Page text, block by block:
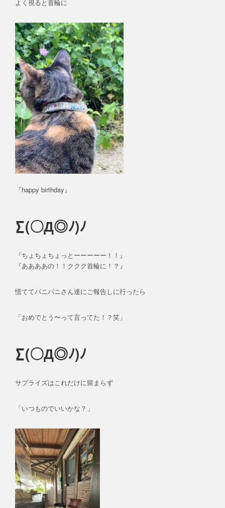
よく視ると首輪に
『happy birthday』
∑(〇Д◎ﾉ)ﾉ
『ちょちょちょっとーーーーー！！』
『ああああの！！ククク首輪に！？』
慌ててパニパニさん達にご報告しに行ったら
「おめでとう〜って言ってた！？笑」
∑(〇Д◎ﾉ)ﾉ
サプライズはこれだけに留まらず
「いつものでいいかな？」